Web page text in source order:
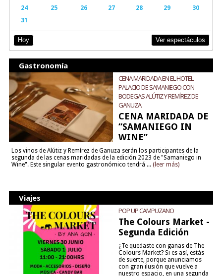
24
25 26 27 28 29
30
31
Hoy Ver espectáculos
Gastronomía
CENA MARIDADA EN EL HOTEL
PALACIO DE SAMANIEGO CON
BODEGAS ALÚTIZ Y REMÍREZ DE
GANUZA
CENA MARIDADA DE
“SAMANIEGO IN
WINE”
Los vinos de Alútiz y Remírez de Ganuza serán los participantes de la
segunda de las cenas maridadas de la edición 2023 de "Samaniego in
Wine". Este singular evento gastronómico tendrá ... (leer más)
Viajes
POP UP CAMPUZANO
The Colours Market -
Segunda Edición
¿Te quedaste con ganas de The
Colours Market? Si es así, estás
de suerte, porque anunciamos
con gran ilusión que vuelve a
nuestro espacio, en una segunda